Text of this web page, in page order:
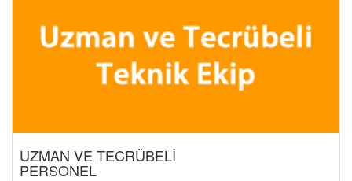
UZMAN VE TECRÜBELİ
PERSONEL